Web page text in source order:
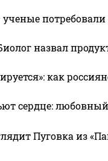
потребовали
назвал
как
сердце:
Пуговка из